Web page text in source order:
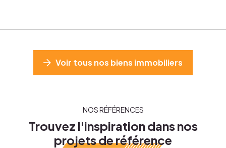
Voir tous nos biens immobiliers
NOS RÉFÉRENCES
Trouvez l'inspiration dans nos
projets de référence